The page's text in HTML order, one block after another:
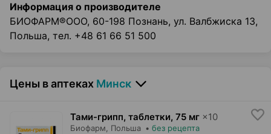
Информация о производителе
БИОФАРМ®ООО, 60-198 Познань, ул. Валбжиска 13,
Польша, тел. +48 61 66 51 500
Цены в аптеках Минск
Тами-грипп, таблетки, 75 мг ×10
Биофарм, Польша • без рецепта